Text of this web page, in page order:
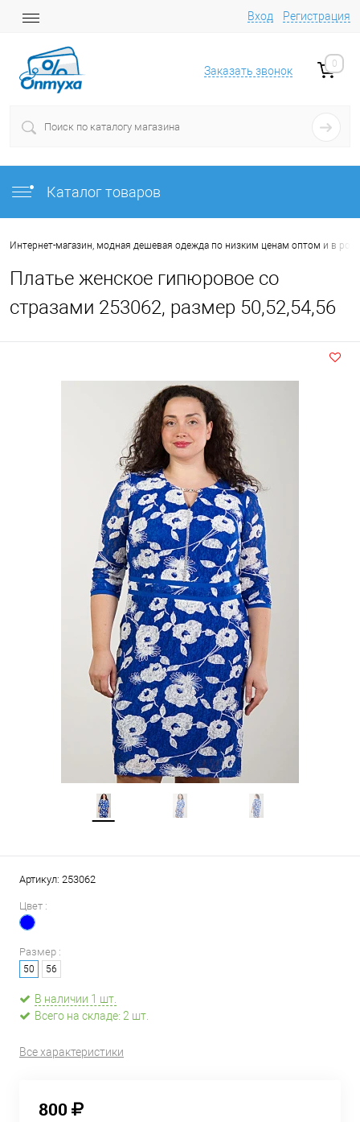
Вход Регистрация
Заказать звонок
0
Каталог товаров
Интернет-магазин, модная дешевая одежда по низким ценам оптом и в
Платье женское гипюровое со
стразами 253062, размер 50,52,54,56
Артикул: 253062
Цвет :
Размер :
50 56
В наличии 1 шт.
Всего на складе: 2 шт.
Все характеристики
800